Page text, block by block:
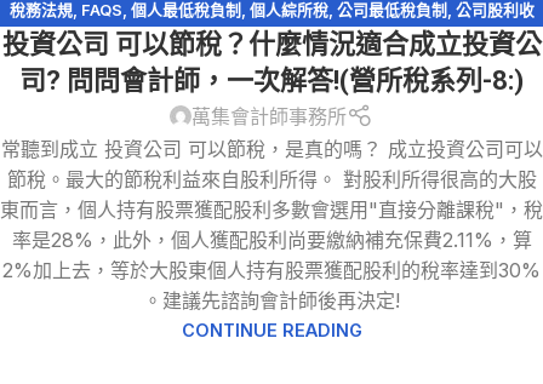
稅務法規, FAQS, 個人最低稅負制 , 個人綜所稅, 公司最低稅負制 , 公司股利收
入,會計處理,有限公司, 未分配盈餘稅,營利事業所得稅,稅務問答-營利事業所
得稅, 股份有限公司,股利收入 資產傳承,輕鬆節稅,閉鎖型股份有限公司
投資公司 可以節稅？什麼情況適合成立投資公
司? 問問會計師，一次解答!(營所稅系列-8:)
萬集會計師事務所
常聽到成立 投資公司 可以節稅，是真的嗎？ 成立投資公司可以
節稅。最大的節稅利益來自股利所得。 對股利所得很高的大股
東而言，個人持有股票獲配股利多數會選用"直接分離課稅"，稅
率是28%，此外，個人獲配股利尚要繳納補充保費2.11%，算
2%加上去，等於大股東個人持有股票獲配股利的稅率達到30%
。建議先諮詢會計師後再決定!
CONTINUE READING